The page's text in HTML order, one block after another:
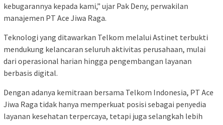
kebugarannya kepada kami,” ujar Pak Deny, perwakilan
manajemen PT Ace Jiwa Raga.
Teknologi yang ditawarkan Telkom melalui Astinet terbukti
mendukung kelancaran seluruh aktivitas perusahaan, mulai
dari operasional harian hingga pengembangan layanan
berbasis digital.
Dengan adanya kemitraan bersama Telkom Indonesia, PT Ace
Jiwa Raga tidak hanya memperkuat posisi sebagai penyedia
layanan kesehatan terpercaya, tetapi juga selangkah lebih